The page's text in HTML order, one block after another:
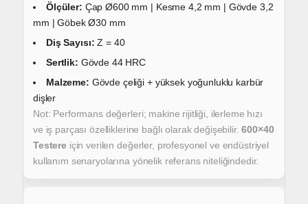
Ölçüler: Çap Ø600 mm | Kesme 4,2 mm | Gövde 3,2
mm | Göbek Ø30 mm
Diş Sayısı: Z = 40
Sertlik: Gövde 44 HRC
Malzeme: Gövde çeliği + yüksek yoğunluklu karbür
dişler
Not: Performans değerleri; makine rijitliği, ilerleme hızı
ve iş parçası özelliklerine bağlı olarak değişebilir. 600×40
Testere için verilen değerler, profesyonel ve endüstriyel
kullanım senaryolarına yönelik referans niteliğindedir.